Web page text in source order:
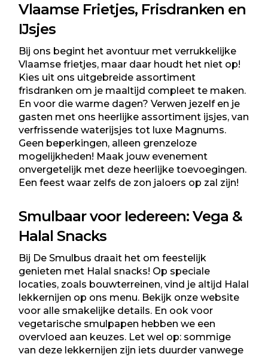
Vlaamse Frietjes, Frisdranken en
IJsjes
Bij ons begint het avontuur met verrukkelijke
Vlaamse frietjes, maar daar houdt het niet op!
Kies uit ons uitgebreide assortiment
frisdranken om je maaltijd compleet te maken.
En voor die warme dagen? Verwen jezelf en je
gasten met ons heerlijke assortiment ijsjes, van
verfrissende waterijsjes tot luxe Magnums.
Geen beperkingen, alleen grenzeloze
mogelijkheden! Maak jouw evenement
onvergetelijk met deze heerlijke toevoegingen.
Een feest waar zelfs de zon jaloers op zal zijn!
Smulbaar voor Iedereen: Vega &
Halal Snacks
Bij De Smulbus draait het om feestelijk
genieten met Halal snacks! Op speciale
locaties, zoals bouwterreinen, vind je altijd Halal
lekkernijen op ons menu. Bekijk onze website
voor alle smakelijke details. En ook voor
vegetarische smulpapen hebben we een
overvloed aan keuzes. Let wel op: sommige
van deze lekkernijen zijn iets duurder vanwege